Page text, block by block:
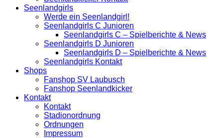
Seenlandgirls
Werde ein Seenlandgirl!
Seenlandgirls C Junioren
Seenlandgirls C – Spielberichte & News
Seenlandgirls D Junioren
Seenlandgirls D – Spielberichte & News
Seenlandgirls Kontakt
Shops
Fanshop SV Laubusch
Fanshop Seenlandkicker
Kontakt
Kontakt
Stadionordnung
Ordnungen
Impressum